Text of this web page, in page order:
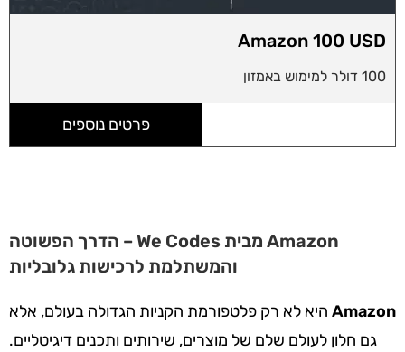
Amazon 100 USD
100 דולר למימוש באמזון
פרטים נוספים
Amazon מבית We Codes – הדרך הפשוטה
והמשתלמת לרכישות גלובליות
Amazon היא לא רק פלטפורמת הקניות הגדולה בעולם, אלא
גם חלון לעולם שלם של מוצרים, שירותים ותכנים דיגיטליים.